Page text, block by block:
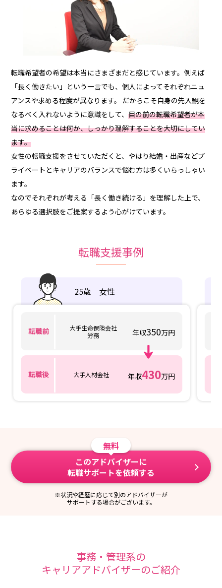
転職希望者の希望は本当にさまざまだと感じています。例えば
「長く働きたい」という一言でも、個人によってそれぞれニュ
アンスや求める程度が異なります。 だからこそ自身の先入観を
なるべく入れないように意識をして、目の前の転職希望者が本
当に求めることは何か、しっかり理解することを大切にしてい
ます。
女性の転職支援をさせていただくと、やはり結婚・出産などプ
ライベートとキャリアのバランスで悩む方は多くいらっしゃい
ます。
なのでそれぞれが考える「長く働き続ける」を理解した上で、
あらゆる選択肢をご提案するよう心がけています。
転職支援事例
25歳 女性
転職前
大手生命保険会社
労務
年収350万円
転職後 大手人材会社 年収430万円
無料
このアドバイザーに
転職サポートを依頼する
※状況や経歴に応じて別のアドバイザーが
サポートする場合がございます。
事務・管理系の
キャリアアドバイザーのご紹介